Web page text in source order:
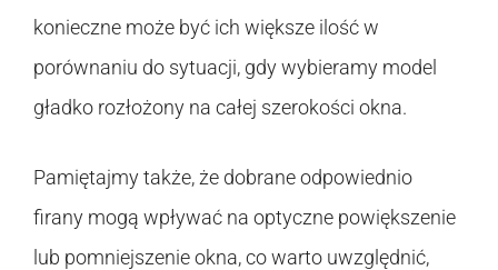
konieczne może być ich większe ilość w
porównaniu do sytuacji, gdy wybieramy model
gładko rozłożony na całej szerokości okna.
Pamiętajmy także, że dobrane odpowiednio
firany mogą wpływać na optyczne powiększenie
lub pomniejszenie okna, co warto uwzględnić,